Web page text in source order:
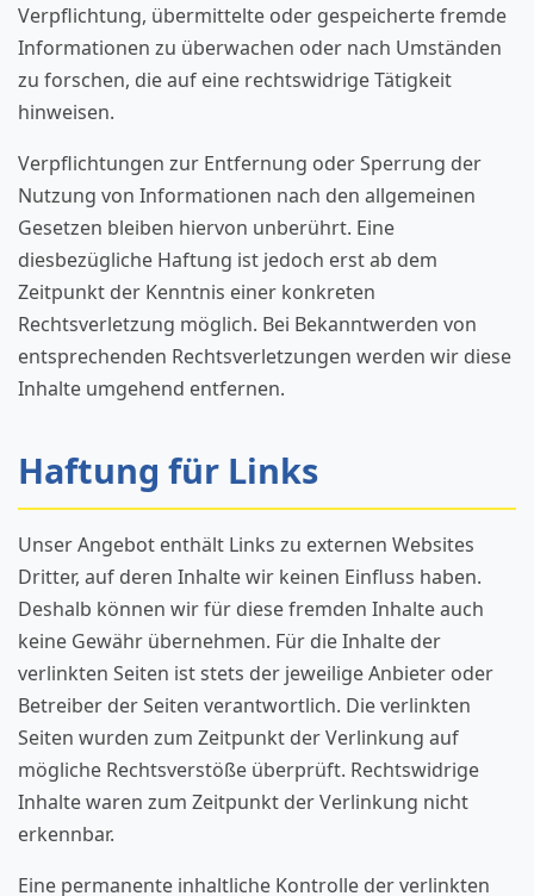
Verpflichtung, übermittelte oder gespeicherte fremde
Informationen zu überwachen oder nach Umständen
zu forschen, die auf eine rechtswidrige Tätigkeit
hinweisen.
Verpflichtungen zur Entfernung oder Sperrung der
Nutzung von Informationen nach den allgemeinen
Gesetzen bleiben hiervon unberührt. Eine
diesbezügliche Haftung ist jedoch erst ab dem
Zeitpunkt der Kenntnis einer konkreten
Rechtsverletzung möglich. Bei Bekanntwerden von
entsprechenden Rechtsverletzungen werden wir diese
Inhalte umgehend entfernen.
Haftung für Links
Unser Angebot enthält Links zu externen Websites
Dritter, auf deren Inhalte wir keinen Einfluss haben.
Deshalb können wir für diese fremden Inhalte auch
keine Gewähr übernehmen. Für die Inhalte der
verlinkten Seiten ist stets der jeweilige Anbieter oder
Betreiber der Seiten verantwortlich. Die verlinkten
Seiten wurden zum Zeitpunkt der Verlinkung auf
mögliche Rechtsverstöße überprüft. Rechtswidrige
Inhalte waren zum Zeitpunkt der Verlinkung nicht
erkennbar.
Eine permanente inhaltliche Kontrolle der verlinkten